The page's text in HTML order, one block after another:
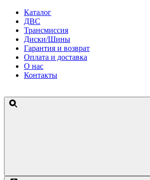
Каталог
ДВС
Трансмиссия
Диски/Шины
Гарантия и возврат
Оплата и доставка
О нас
Контакты